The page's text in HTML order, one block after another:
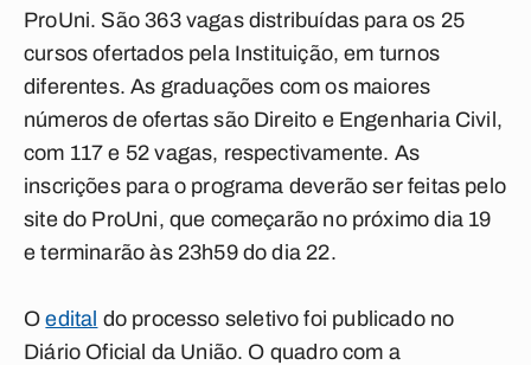
ProUni. São 363 vagas distribuídas para os 25
cursos ofertados pela Instituição, em turnos
diferentes. As graduações com os maiores
números de ofertas são Direito e Engenharia Civil,
com 117 e 52 vagas, respectivamente. As
inscrições para o programa deverão ser feitas pelo
site do ProUni, que começarão no próximo dia 19
e terminarão às 23h59 do dia 22.
Oedital do processo seletivo foi publicado no
Diário Oficial da União. O quadro com a